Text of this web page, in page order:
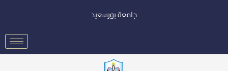
جامعة بورسعيد